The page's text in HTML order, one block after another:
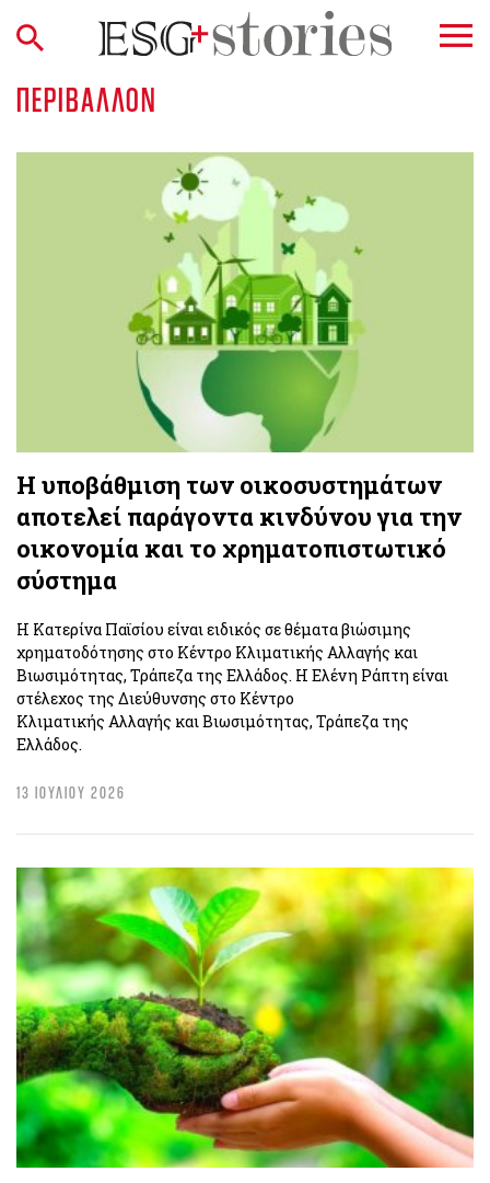
ΠΕΡΙΒΆΛΛΟΝ
Η υποβάθμιση των οικοσυστημάτων
αποτελεί παράγοντα κινδύνου για την
οικονομία και το χρηματοπιστωτικό
σύστημα
Η Κατερίνα Παϊσίου είναι ειδικός σε θέματα βιώσιμης
χρηματοδότησης στο Κέντρο Κλιματικής Αλλαγής και
Βιωσιμότητας, Τράπεζα της Ελλάδος. Η Ελένη Ράπτη είναι
στέλεχος της Διεύθυνσης στο Κέντρο
Κλιματικής Αλλαγής και Βιωσιμότητας, Τράπεζα της
Ελλάδος.
13 ΙΟΥΛΙΟΥ 2026